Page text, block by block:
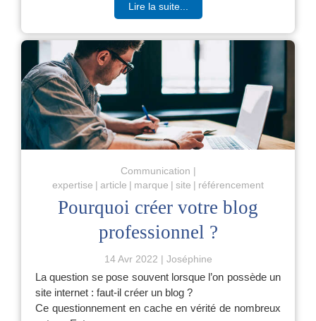
Lire la suite...
Communication
expertise
article marque site référencement
Pourquoi créer votre blog
professionnel ?
14 Avr 2022 Joséphine
La question se pose souvent lorsque l’on possède un
site internet : faut-il créer un blog ?
Ce questionnement en cache en vérité de nombreux